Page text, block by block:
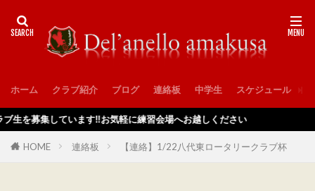
ホーム クラブ紹介 ブログ 連絡板 中学生 スケジュール
募集しています‼️お気軽に練習会場へお越しください
HOME 連絡板 【連絡】1/22八代東ロータリークラブ杯